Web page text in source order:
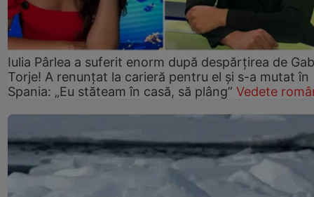
Iulia Pârlea a suferit enorm după despărțirea de
Torje! A renunțat la carieră pentru el și s-a mutat în
Spania: „Eu stăteam în casă, să plâng” Vedete